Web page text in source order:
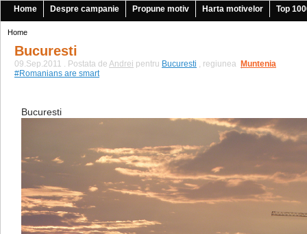
Home Despre campanie Propune motiv Harta motivelor Top
Home
Bucuresti
09.Sep.2011 . Postata de Andrei pentru Bucuresti , regiunea Muntenia
|
#Romanians are smart
Bucuresti